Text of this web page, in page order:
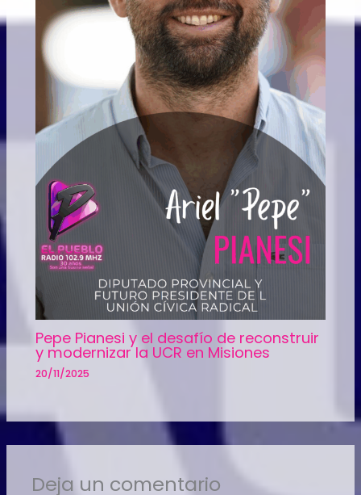
Pepe Pianesi y el desafío de reconstruir
y modernizar la UCR en Misiones
20/11/2025
Deja un comentario